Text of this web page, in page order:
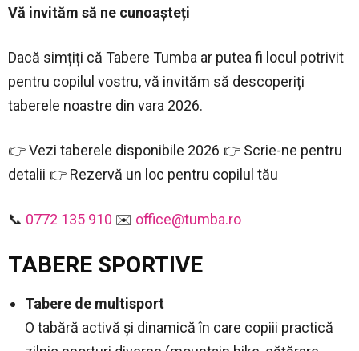
Vă invităm să ne cunoașteți
Dacă simțiți că Tabere Tumba ar putea fi locul potrivit
pentru copilul vostru, vă invităm să descoperiți
taberele noastre din vara 2026.
👉 Vezi taberele disponibile 2026 👉 Scrie-ne pentru
detalii 👉 Rezervă un loc pentru copilul tău
📞 0772 135 910 ✉️ office@tumba.ro
TABERE SPORTIVE
Tabere de multisport
O tabără activă și dinamică în care copiii practică